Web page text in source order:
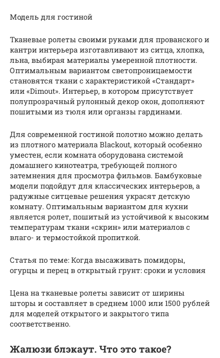
Модель для гостиной
Тканевые ролеты своими руками для прованского и
кантри интерьера изготавливают из ситца, хлопка,
льна, выбирая материалы умеренной плотности.
Оптимальным вариантом светопроницаемости
становятся ткани с характеристикой «Стандарт»
или «Dimout». Интерьер, в котором присутствует
полупрозрачный рулонный декор окон, дополняют
пошитыми из тюля или органзы гардинами.
Для современной гостиной полотно можно делать
из плотного материала Blackout, который особенно
уместен, если комната оборудована системой
домашнего кинотеатра, требующей полного
затемнения для просмотра фильмов. Бамбуковые
модели подойдут для классических интерьеров, а
радужные ситцевые решения украсят детскую
комнату. Оптимальным вариантом для кухни
является ролет, пошитый из устойчивой к высоким
температурам ткани «скрин» или материалов с
влаго- и термостойкой пропиткой.
Статья по теме: Когда высаживать помидоры,
огурцы и перец в открытый грунт: сроки и условия
Цена на тканевые ролеты зависит от ширины
шторы и составляет в среднем 1000 или 1500 рублей
для моделей открытого и закрытого типа
соответственно.
Жалюзи блэкаут. Что это такое?